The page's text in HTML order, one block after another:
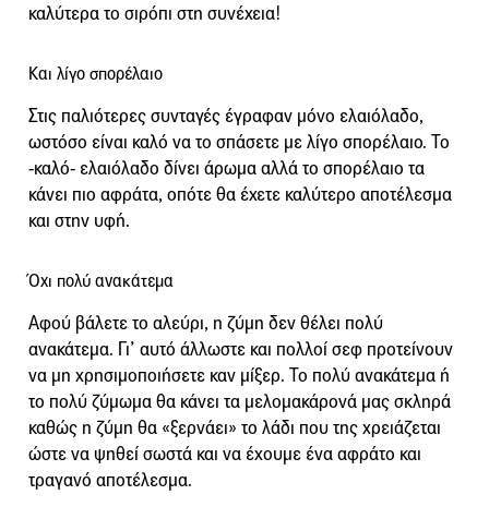
καλύτερα το σιρόπι στη συνέχεια!
Και λίγο σπορέλαιο
Στις παλιότερες συνταγές έγραφαν μόνο ελαιόλαδο,
ωστόσο είναι καλό να το σπάσετε με λίγο σπορέλαιο. Το
-καλό- ελαιόλαδο δίνει άρωμα αλλά το σπορέλαιο τα
κάνει πιο αφράτα, οπότε θα έχετε καλύτερο αποτέλεσμα
και στην υφή.
Όχι πολύ ανακάτεμα
Αφού βάλετε το αλεύρι, η ζύμη δεν θέλει πολύ
ανακάτεμα. Γι’ αυτό άλλωστε και πολλοί σεφ προτείνουν
να μη χρησιμοποιήσετε καν μίξερ. Το πολύ ανακάτεμα ή
το πολύ ζύμωμα θα κάνει τα μελομακάρονά μας σκληρά
καθώς η ζύμη θα «ξερνάει» το λάδι που της χρειάζεται
ώστε να ψηθεί σωστά και να έχουμε ένα αφράτο και
τραγανό αποτέλεσμα.